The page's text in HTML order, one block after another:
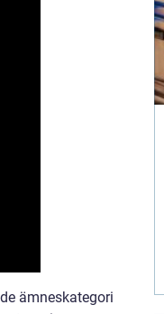
ämneskategori